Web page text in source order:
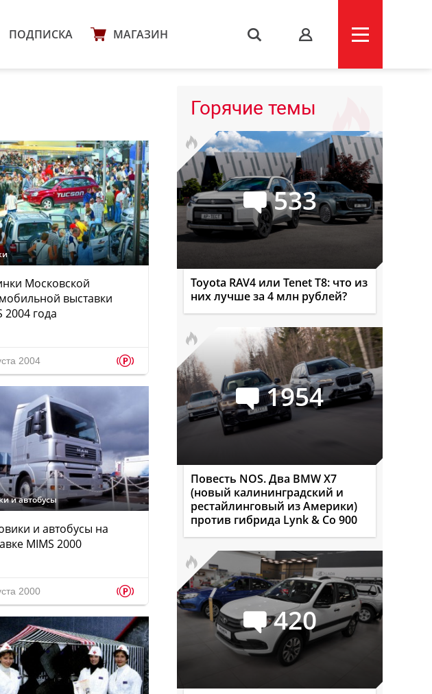
ПОДПИСКА МАГАЗИН s
Московской
выставки
2004 года
2004 p
и автобусы
и автобусы на
MIMS 2000
2000 p
Горячие темы
533
Toyota RAV4 или Tenet T8: что из
них лучше за 4 млн рублей?
1954
Повесть NOS. Два BMW X7
(новый калининградский и
рестайлинговый из Америки)
против гибрида Lynk & Co 900
420